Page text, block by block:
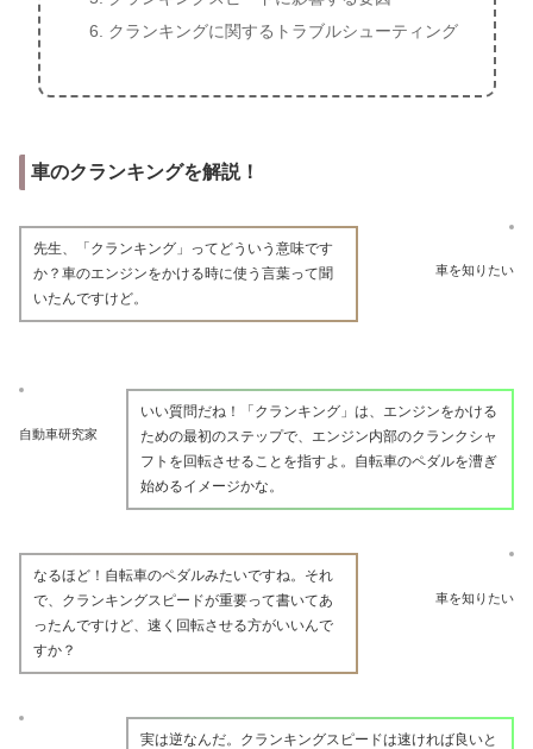
クランキングに関するトラブルシューティング
車のクランキングを解説！
車を知りたい
先生、「クランキング」ってどういう意味です
か？車のエンジンをかける時に使う言葉って聞
いたんですけど。
自動車研究家
いい質問だね！「クランキング」は、エンジンをかける
ための最初のステップで、エンジン内部のクランクシャ
フトを回転させることを指すよ。自転車のペダルを漕ぎ
始めるイメージかな。
車を知りたい
なるほど！自転車のペダルみたいですね。それ
で、クランキングスピードが重要って書いてあ
ったんですけど、速く回転させる方がいいんで
すか？
実は逆なんだ。クランキングスピードは速ければ良いと